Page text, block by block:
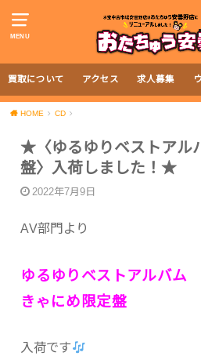
MENU
買取について アクセス 求人募集
HOME CD
★〈ゆるゆりベストアル
盤〉入荷しました！★
2022年7月9日
AV部門より
ゆるゆりベストアルバム
きゃにめ限定盤
入荷です